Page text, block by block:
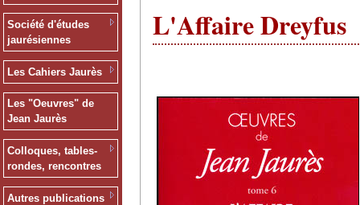
Société d'études
jaurésiennes
Les Cahiers Jaurès
Les "Oeuvres" de
Jean Jaurès
Colloques, tables-
rondes, rencontres
Autres publications
L'Affaire Dreyfus